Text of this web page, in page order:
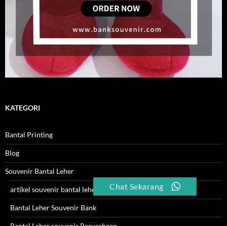
KATEGORI
Bantal Printing
Blog
Souvenir Bantal Leher
artikel souvenir bantal leher
Bantal Leher Souvenir Bank
Chat Sekarang